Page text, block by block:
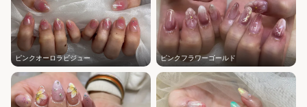
ピンクオーロラビジュー ピンクフラワーゴールド